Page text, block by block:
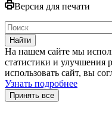
Версия для печати
Найти
На нашем сайте мы
статистики и улучшения
использовать сайт, вы
Узнать подробнее
Принять все